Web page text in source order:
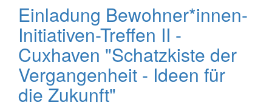
Einladung Bewohner*innen-
Initiativen-Treffen II -
Cuxhaven "Schatzkiste der
Vergangenheit - Ideen für
die Zukunft"